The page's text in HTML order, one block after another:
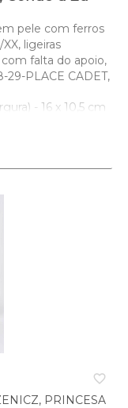
pele com ferros
ligeiras
falta do apoio,
29-PLACE CADET,
- 16 x 10,5 cm
favorite_border
PRINCESA